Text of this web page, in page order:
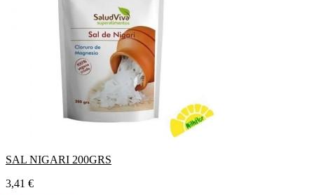
SAL NIGARI 200GRS
Precio
3,41 €